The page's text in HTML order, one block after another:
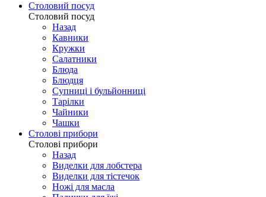
Столовий посуд
Столовий посуд
Назад
Кавники
Кружки
Салатники
Блюда
Блюдця
Супниці і бульйонниці
Тарілки
Чайники
Чашки
Столові прибори
Столові прибори
Назад
Виделки для лобстера
Виделки для тістечок
Ножі для масла